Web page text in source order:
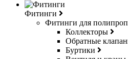
Фитинги
Фитинги для
Коллекторы
Обратные
Буртики